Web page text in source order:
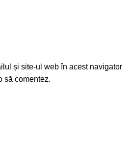
și site-ul web în acest navigator
să comentez.